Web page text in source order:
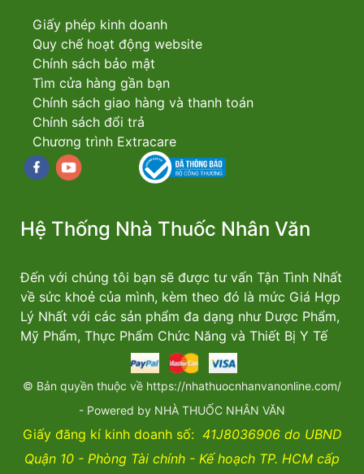
Giấy phép kinh doanh
Quy chế hoạt động website
Chính sách bảo mật
Tìm cửa hàng gần bạn
Chính sách giao hàng và thanh toán
Chính sách đổi trả
Chương trình Extracare
Facebookyoutube
Hệ Thống Nhà Thuốc Nhân Văn
Đến với chúng tôi bạn sẽ được tư vấn Tận Tình Nhất
về sức khoẻ của mình, kèm theo đó là mức Giá Hợp
Lý Nhất với các sản phẩm đa dạng như Dược Phẩm,
Mỹ Phẩm, Thực Phẩm Chức Năng và Thiết Bị Y Tế
© Bản quyền thuộc về https://nhathuocnhanvanonline.com/
- Powered by NHÀ THUỐC NHÂN VĂN
Giấy đăng kí kinh doanh số: 41J8036906 do UBND
Quận 10 - Phòng Tài chính - Kế hoạch TP. HCM cấp